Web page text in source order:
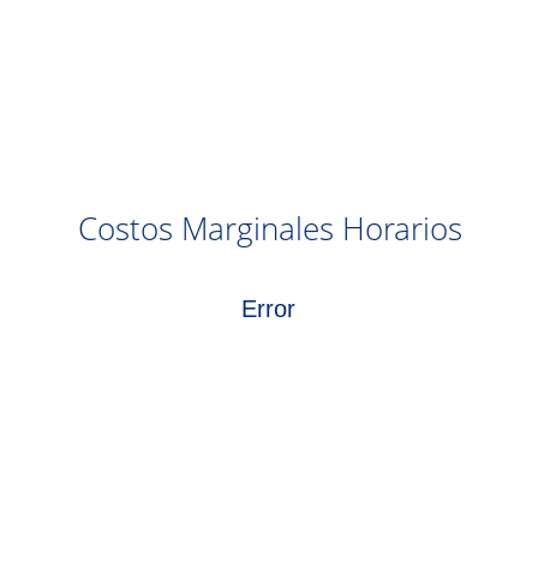
Costos Marginales Horarios
Error